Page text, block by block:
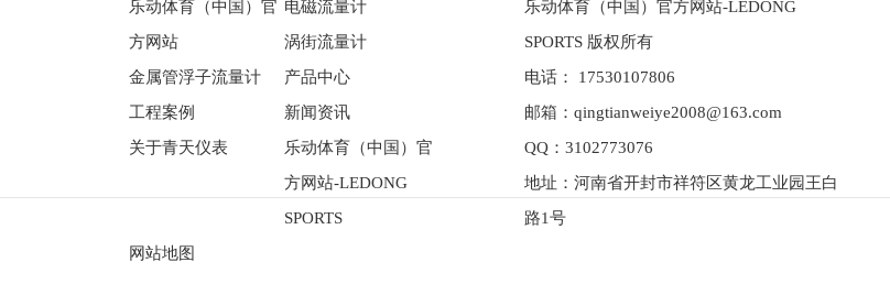
乐动体育（中国）官
方网站
电磁流量计
涡街流量计
金属管浮子流量计
产品中心
工程案例
新闻资讯
关于青天仪表
乐动体育（中国）官
方网站-LEDONG
SPORTS
网站地图
乐动体育（中国）官方网站-LEDONG
SPORTS 版权所有
电话： 17530107806
邮箱：qingtianweiye2008@163.com
QQ：3102773076
地址：河南省开封市祥符区黄龙工业园王白
路1号